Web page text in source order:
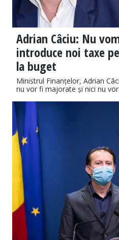
Adrian Câciu: Nu
introduce noi taxe
la buget
Ministrul Finanțelor, Adrian
nu vor fi majorate și nici nu